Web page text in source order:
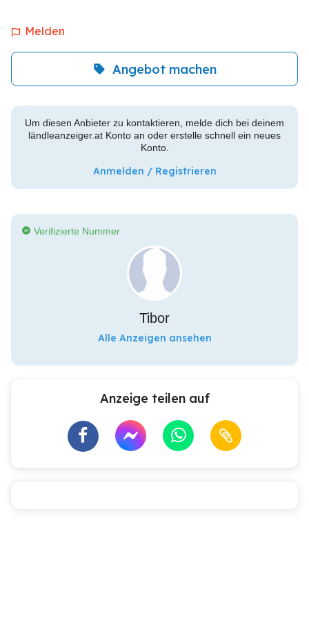
Melden
Angebot machen
Um diesen Anbieter zu kontaktieren, melde dich bei deinem
ländleanzeiger.at Konto an oder erstelle schnell ein neues
Konto.
Anmelden / Registrieren
Verifizierte Nummer
Tibor
Alle Anzeigen ansehen
Anzeige teilen auf